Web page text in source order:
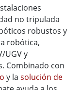
no tripulada
robustos y
robótica,
UGV y
Combinado con
y la solución de